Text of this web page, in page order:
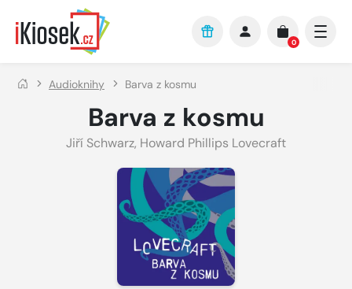
Přejít na hlavní obsah
0
Audioknihy Barva z kosmu
Barva z kosmu
Jiří Schwarz, Howard Phillips Lovecraft